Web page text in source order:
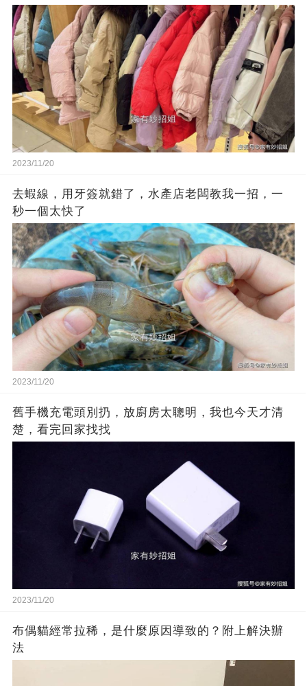
2023/11/20
去蝦線，用牙簽就錯了，水產店老闆教我一招，一
秒一個太快了
2023/11/20
舊手機充電頭別扔，放廚房太聰明，我也今天才清
楚，看完回家找找
2023/11/20
布偶貓經常拉稀，是什麼原因導致的？附上解決辦
法